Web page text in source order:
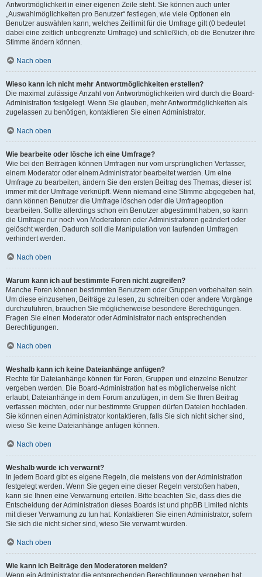
Antwortmöglichkeit in einer eigenen Zeile steht. Sie können auch unter
„Auswahlmöglichkeiten pro Benutzer“ festlegen, wie viele Optionen ein
Benutzer auswählen kann, welches Zeitlimit für die Umfrage gilt (0 bedeutet
dabei eine zeitlich unbegrenzte Umfrage) und schließlich, ob die Benutzer ihre
Stimme ändern können.
Nach oben
Wieso kann ich nicht mehr Antwortmöglichkeiten erstellen?
Die maximal zulässige Anzahl von Antwortmöglichkeiten wird durch die Board-
Administration festgelegt. Wenn Sie glauben, mehr Antwortmöglichkeiten als
zugelassen zu benötigen, kontaktieren Sie einen Administrator.
Nach oben
Wie bearbeite oder lösche ich eine Umfrage?
Wie bei den Beiträgen können Umfragen nur vom ursprünglichen Verfasser,
einem Moderator oder einem Administrator bearbeitet werden. Um eine
Umfrage zu bearbeiten, ändern Sie den ersten Beitrag des Themas; dieser ist
immer mit der Umfrage verknüpft. Wenn niemand eine Stimme abgegeben hat,
dann können Benutzer die Umfrage löschen oder die Umfrageoption
bearbeiten. Sollte allerdings schon ein Benutzer abgestimmt haben, so kann
die Umfrage nur noch von Moderatoren oder Administratoren geändert oder
gelöscht werden. Dadurch soll die Manipulation von laufenden Umfragen
verhindert werden.
Nach oben
Warum kann ich auf bestimmte Foren nicht zugreifen?
Manche Foren können bestimmten Benutzern oder Gruppen vorbehalten sein.
Um diese einzusehen, Beiträge zu lesen, zu schreiben oder andere Vorgänge
durchzuführen, brauchen Sie möglicherweise besondere Berechtigungen.
Fragen Sie einen Moderator oder Administrator nach entsprechenden
Berechtigungen.
Nach oben
Weshalb kann ich keine Dateianhänge anfügen?
Rechte für Dateianhänge können für Foren, Gruppen und einzelne Benutzer
vergeben werden. Die Board-Administration hat es möglicherweise nicht
erlaubt, Dateianhänge in dem Forum anzufügen, in dem Sie Ihren Beitrag
verfassen möchten, oder nur bestimmte Gruppen dürfen Dateien hochladen.
Sie können einen Administrator kontaktieren, falls Sie sich nicht sicher sind,
wieso Sie keine Dateianhänge anfügen können.
Nach oben
Weshalb wurde ich verwarnt?
In jedem Board gibt es eigene Regeln, die meistens von der Administration
festgelegt werden. Wenn Sie gegen eine dieser Regeln verstoßen haben,
kann sie Ihnen eine Verwarnung erteilen. Bitte beachten Sie, dass dies die
Entscheidung der Administration dieses Boards ist und phpBB Limited nichts
mit dieser Verwarnung zu tun hat. Kontaktieren Sie einen Administrator, sofern
Sie sich die nicht sicher sind, wieso Sie verwarnt wurden.
Nach oben
Wie kann ich Beiträge den Moderatoren melden?
Wenn ein Administrator die entsprechenden Berechtigungen vergeben hat,